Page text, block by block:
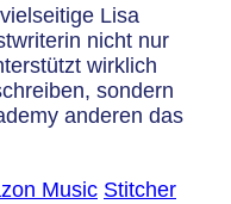
Lisa
nicht nur
wirklich
sondern
anderen das
Music Stitcher